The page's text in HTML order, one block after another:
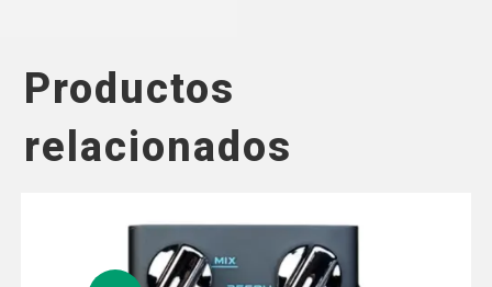
Productos
relacionados